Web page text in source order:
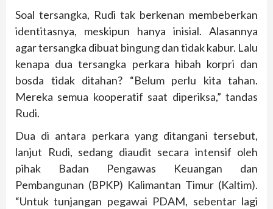
Soal tersangka, Rudi tak berkenan membeberkan
identitasnya, meskipun hanya inisial. Alasannya
agar tersangka dibuat bingung dan tidak kabur. Lalu
kenapa dua tersangka perkara hibah korpri dan
bosda tidak ditahan? “Belum perlu kita tahan.
Mereka semua kooperatif saat diperiksa,” tandas
Rudi.
Dua di antara perkara yang ditangani tersebut,
lanjut Rudi, sedang diaudit secara intensif oleh
pihak Badan Pengawas Keuangan dan
Pembangunan (BPKP) Kalimantan Timur (Kaltim).
“Untuk tunjangan pegawai PDAM, sebentar lagi